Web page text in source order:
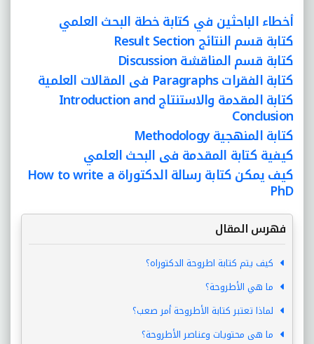
أخطاء الباحثين في كتابة خطة البحث العلمي
كتابة قسم النتائج Result Section
كتابة قسم المناقشة Discussion
كتابة الفقرات Paragraphs فى المقالات العلمية
كتابة المقدمة والاستنتاج Introduction and
Conclusion
كتابة المنهجية Methodology
كيفية كتابة المقدمة فى البحث العلمي
كيف يمكن كتابة رسالة الدكتوراة How to write a
PhD
فهرس المقال
كيف يتم كتابة اطروحة الدكتوراه؟
ما هي الأطروحة؟
لماذا تعتبر كتابة الأطروحة أمر صعب؟
ما هى محتويات وعناصر الأطروحة؟